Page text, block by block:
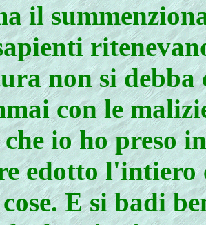
il
non si
con le
io ho preso
edotto l'intiero
E si badi